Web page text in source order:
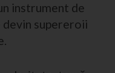
instrument de
supereroii